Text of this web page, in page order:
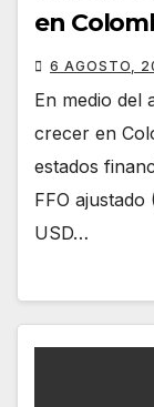
en
6 AGOSTO,
En medio del
crecer en
estados
FFO
USD…